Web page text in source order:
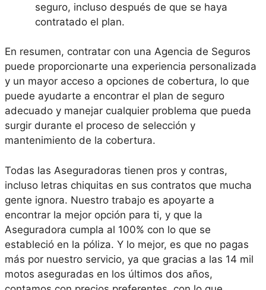
seguro, incluso después de que se haya
contratado el plan.
En resumen, contratar con una Agencia de Seguros
puede proporcionarte una experiencia personalizada
y un mayor acceso a opciones de cobertura, lo que
puede ayudarte a encontrar el plan de seguro
adecuado y manejar cualquier problema que pueda
surgir durante el proceso de selección y
mantenimiento de la cobertura.
Todas las Aseguradoras tienen pros y contras,
incluso letras chiquitas en sus contratos que mucha
gente ignora. Nuestro trabajo es apoyarte a
encontrar la mejor opción para ti, y que la
Aseguradora cumpla al 100% con lo que se
estableció en la póliza. Y lo mejor, es que no pagas
más por nuestro servicio, ya que gracias a las 14 mil
motos aseguradas en los últimos dos años,